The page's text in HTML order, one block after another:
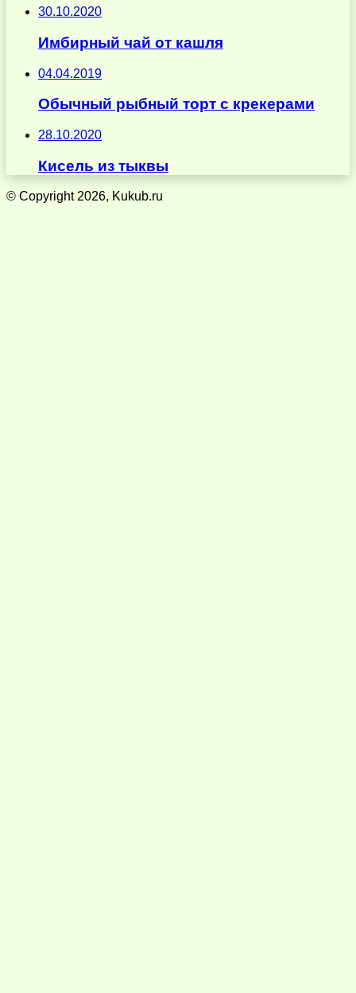
30.10.2020
Имбирный чай от кашля
04.04.2019
Обычный рыбный торт с крекерами
28.10.2020
Кисель из тыквы
© Copyright 2026, Kukub.ru